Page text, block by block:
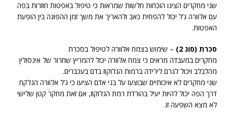
שני מחקרים הציגו הוכחות חלשות שמראות כי טיפול באפטות חוזרות בפה
עם אלוורה ג’ל יכול להפחית כאב ולהאריך את משך זמן ההפוגה בין הופעת
האפטות.
סכרת (סוג 2)
– שימוש בצמח אלוורה לטיפול בסכרת
מחקרים במעבדה מראים כי צמח אלוורה יכול להמריץ שחרור של אינסולין
מהלבלב ויכול לגרם לירידה ברמות הגלוקוז בדם בעכברים.
שני מחקרים לא איכותיים שבוצעו על בני אדם הציעו כי ג’ל אלוורה הנלקח
דרך הפה יכול להיות יעיל בהורדת רמת הגלוקוז, אם זאת מחקר קטן שלישי
לא מצא השפעה זו.